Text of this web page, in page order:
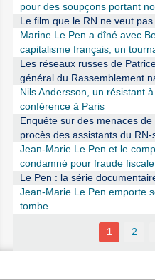
pour des soupçons portant
Le film que le RN ne veut pas
Marine Le Pen a dîné avec
capitalisme français, un
Les réseaux russes de
général du Rassemblement
Nils Andersson, un résistant
conférence à Paris
Enquête sur des menaces
procès des assistants du RN-
Jean-Marie Le Pen et le
condamné pour fraude fiscale
Le Pen : la série
Jean-Marie Le Pen emporte
tombe
1 2